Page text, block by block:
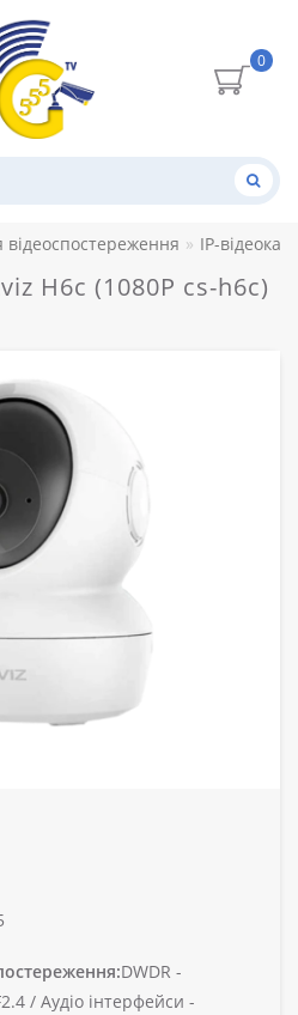
0
IP-
H6c (1080P cs-h6c)
DWDR -
/ Аудіо інтерфейси -